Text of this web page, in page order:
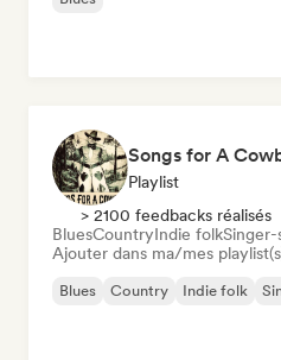
Songs for A
Playlist
> 2100 feedbacks réalisés
BluesCountryIndie folk
Ajouter dans ma/mes
Blues Country Indie folk